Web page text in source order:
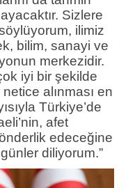
Sizlere
ilimiz
bilim, sanayi ve
merkezidir.
iyi bir şekilde
alınması en
Türkiye’de
afet
edeceğine
diliyorum.”